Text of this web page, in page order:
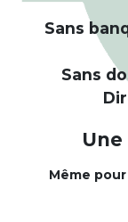
Sans
Sans
Même